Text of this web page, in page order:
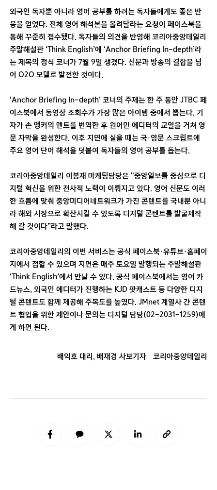
외국인 독자뿐 아니라 영어 공부를 하려는 독자들에게도 좋은 반
응을 얻었다. 전체 영어 해석본을 올려달라는 요청이 페이스북을
통해 꾸준히 접수됐다. 독자들의 의견을 반영해 코리아중앙데일리
주말해설판 ‘Think English’에 ‘Anchor Briefing In-depth’라
는 제목의 정식 코너가 7월 9일 생겼다. 신문과 방송의 결합을 넘
어 O2O 모델로 발전한 것이다.
‘Anchor Briefing In-depth’ 코너의 주제는 한 주 동안 JTBC 페
이스북에서 동영상 조회수가 가장 많은 아이템 중에서 뽑는다. 기
자가 손 앵커의 멘트를 번역한 후 원어민 에디터의 교열을 거쳐 영
문 자막을 완성한다. 이후 지면에 실을 때는 국·영문 스크립트에
주요 영어 단어 해석을 덧붙여 독자들의 영어 공부를 돕는다.
코리아중앙데일리 이봉재 마케팅담당은 “중앙일보를 중심으로 디
지털 혁신을 위한 전사적 노력이 이뤄지고 있다. 영어 신문도 이러
한 흐름에 맞춰 중앙미디어네트워크가 가진 콘텐트를 국내뿐 아니
라 해외 시장으로 확산시킬 수 있도록 디지털 콘텐트를 발굴제작
해 갈 것이다”라고 말했다.
코리아중앙데일리의 이번 서비스는 공식 페이스북·유튜브·홈페이
지에서 접할 수 있으며 지면은 매주 토요일 발행되는 주말해설판
‘Think English’에서 만날 수 있다. 공식 페이스북에서는 영어 카
드뉴스, 외국인 에디터가 진행하는 KJD 팟캐스트 등 다양한 디지
털 콘텐트도 함께 제공해 주목도를 높였다. JMnet 계열사 간 콘텐
트 협업을 위한 제안이나 문의는 디지털 담당(02-2031-1259)에
게 하면 된다.
배익호 대리, 배재경 사보기자 코리아중앙데일리